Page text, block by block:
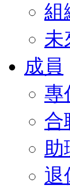
組
未
成員
專
合
助
退